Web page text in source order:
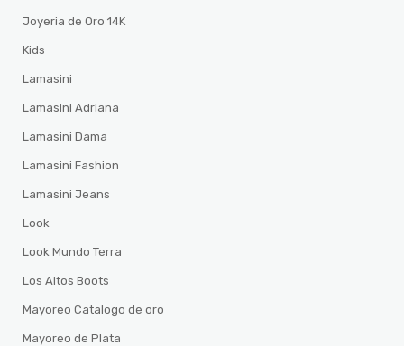
Joyeria de Oro 14K
Kids
Lamasini
Lamasini Adriana
Lamasini Dama
Lamasini Fashion
Lamasini Jeans
Look
Look Mundo Terra
Los Altos Boots
Mayoreo Catalogo de oro
Mayoreo de Plata